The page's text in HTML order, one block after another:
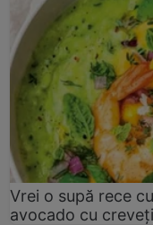
Vrei o supă rece
avocado cu creveți